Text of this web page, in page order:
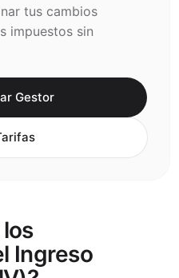
tus cambios
impuestos sin
Gestor
Ingreso